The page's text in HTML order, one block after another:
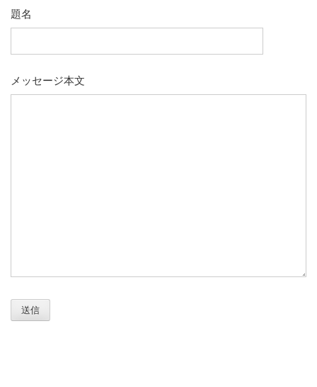
題名
メッセージ本文